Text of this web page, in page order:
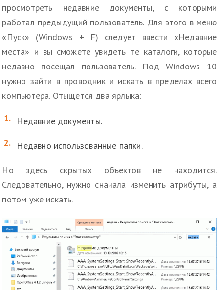
просмотреть недавние документы, с которыми
работал предыдущий пользователь. Для этого в меню
«Пуск» (Windows + F) следует ввести «Недавние
места» и вы сможете увидеть те каталоги, которые
недавно посещал пользователь. Под Windows 10
нужно зайти в проводник и искать в пределах всего
компьютера. Отыщется два ярлыка:
Недавние документы.
Недавно использованные папки.
Но здесь скрытых объектов не находится.
Следовательно, нужно сначала изменить атрибуты, а
потом уже искать.